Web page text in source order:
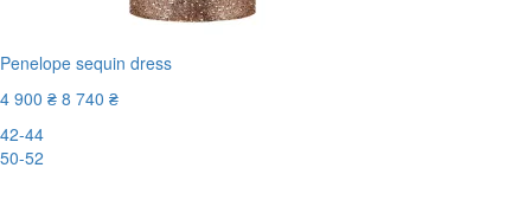
Penelope sequin dress
4 900 ₴ 8 740 ₴
42-44
50-52